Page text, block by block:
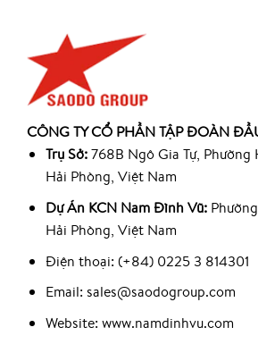
CÔNG TY CỔ PHẦN TẬP ĐOÀN
Trụ Sở:768B Ngô Gia Tự, Phường
Hải Phòng, Việt Nam
Dự Án KCN Nam Đình Vũ:
Hải Phòng, Việt Nam
Điện thoại: (+84) 0225 3 814301
Email: sales@saodogroup.com
Website: www.namdinhvu.com